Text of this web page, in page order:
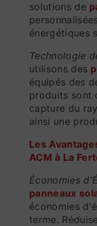
solutions de
énergétiques
Technologie
utilisons des
équipés des
produits sont
capture du
ainsi une
Les Avantages des Panneaux Solaires avec
ACM à La
Économies
panneaux
économies
terme.